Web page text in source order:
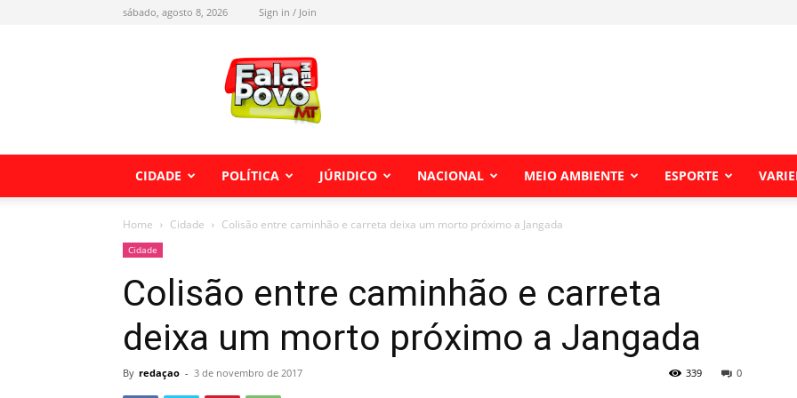
sábado, agosto 8, 2026 Sign in / Join
Fala
meu
Povo
MT
CIDADE POLÍTICA JÚRIDICO NACIONAL MEIO AMBIENTE ESPORTE
Home Cidade Colisão entre caminhão e carreta deixa um morto próximo a Jangada
Cidade
Colisão entre caminhão e carreta
deixa um morto próximo a Jangada
By redaçao - 3 de novembro de 2017 0
339